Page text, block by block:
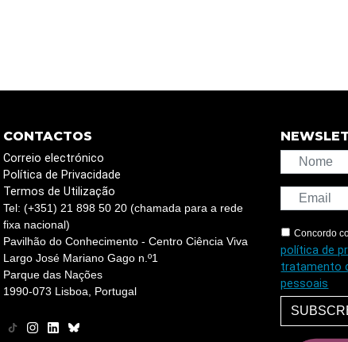
CONTACTOS
Correio electrónico
Política de Privacidade
Termos de Utilização
Tel: (+351) 21 898 50 20 (chamada para a rede
fixa nacional)
Pavilhão do Conhecimento - Centro Ciência Viva
Largo José Mariano Gago n.º1
Parque das Nações
1990-073 Lisboa, Portugal
Concordo
política de
tratamento
pessoais